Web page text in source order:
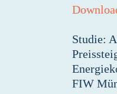
Studie:
FIW